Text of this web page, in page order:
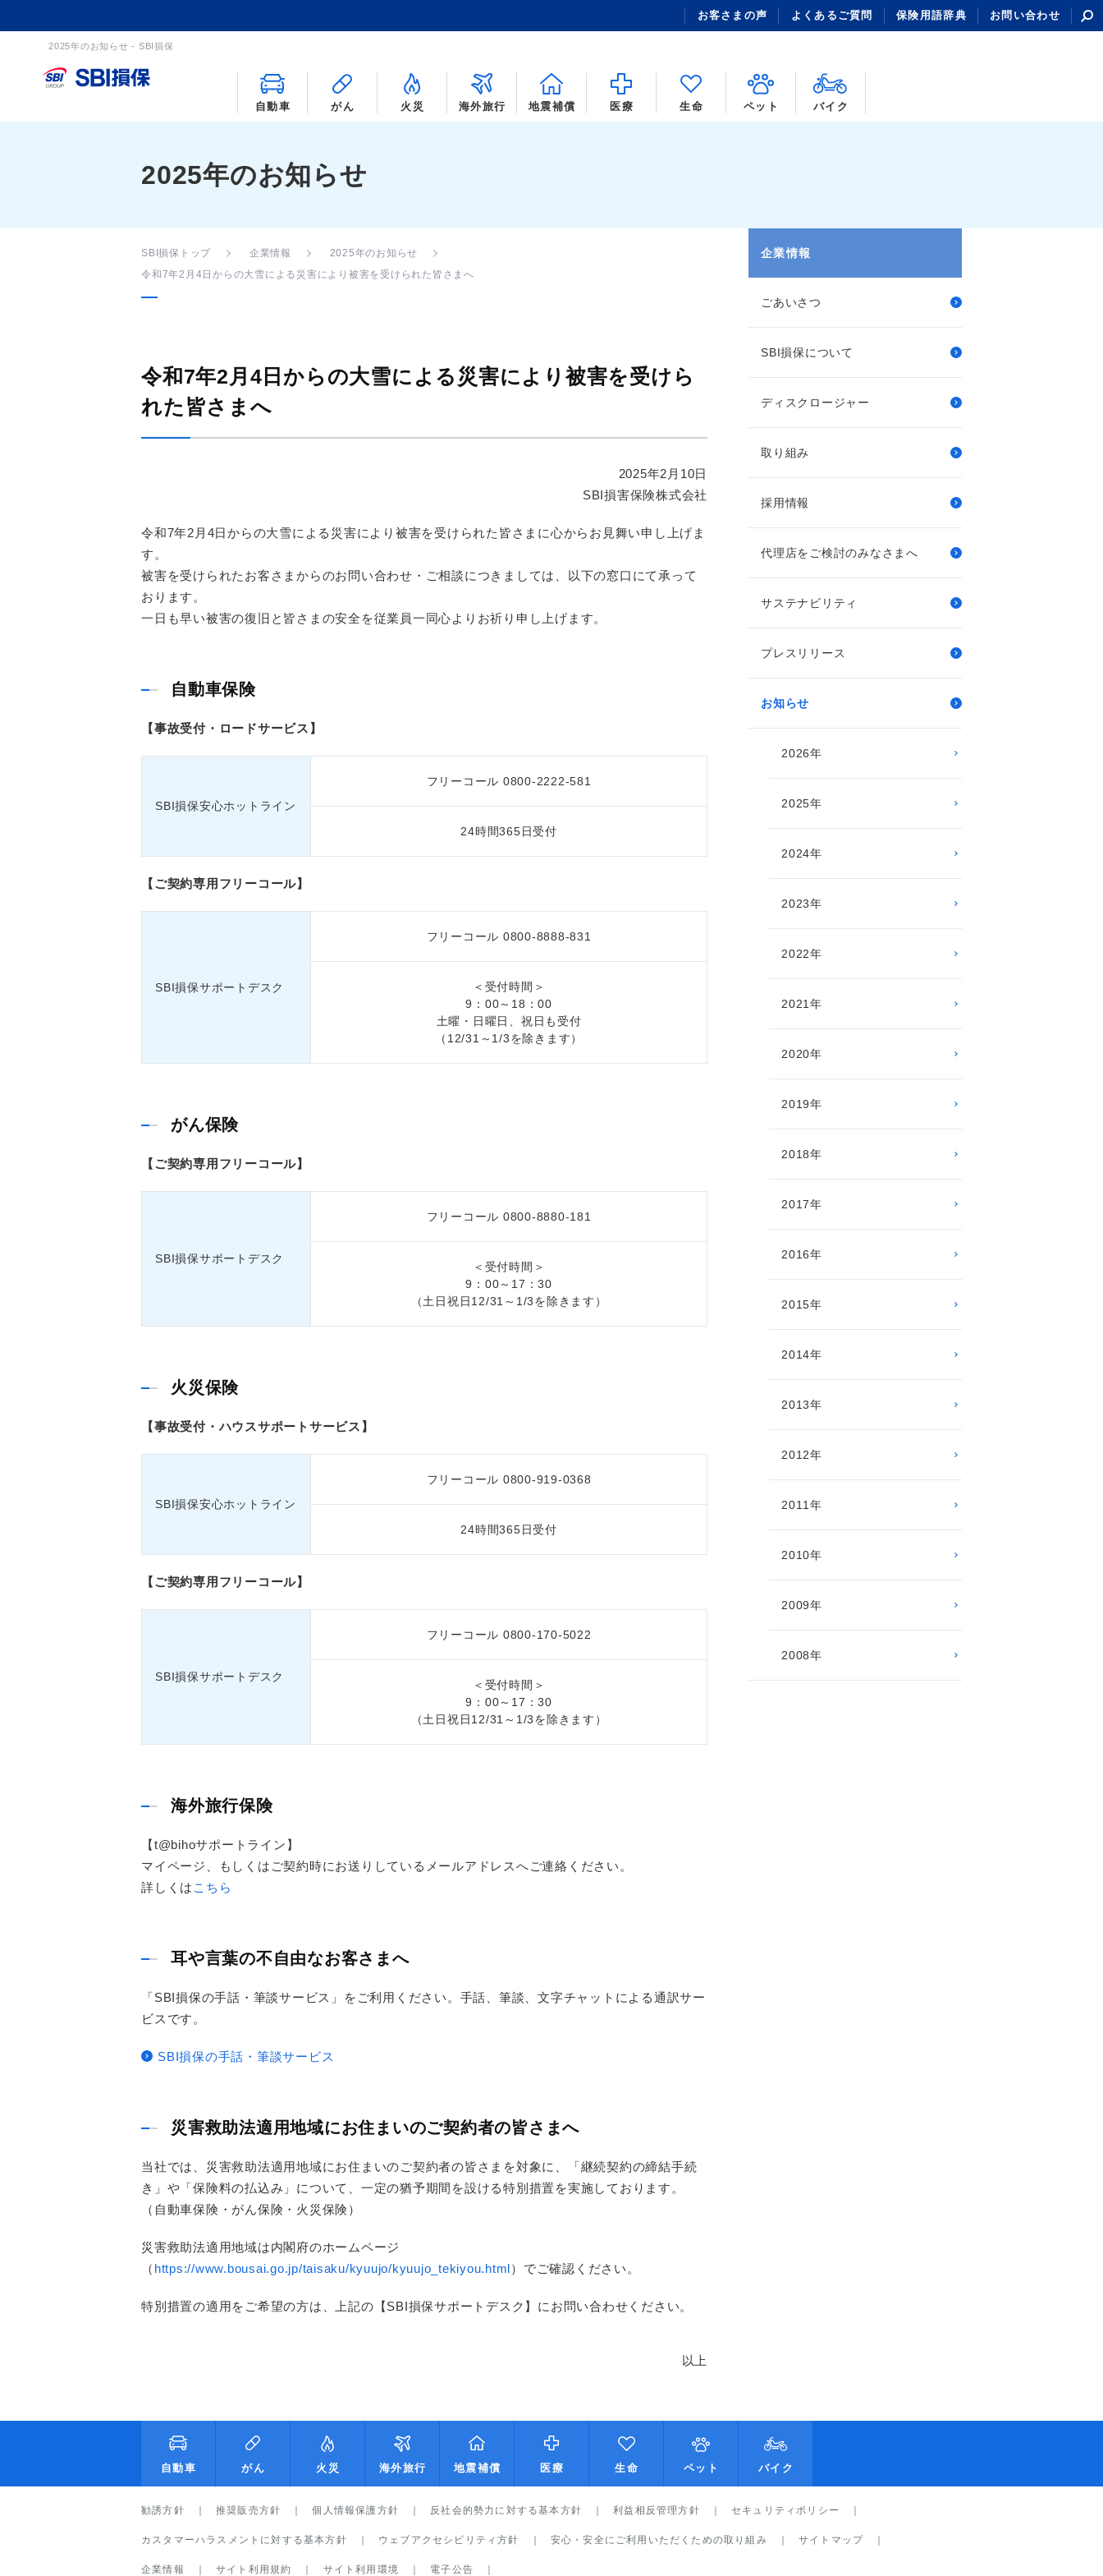
お客さまの声 よくあるご質問 保険用語辞典 お問い合わせ
2025年のお知らせ - SBI損保
自動車 がん 火災 海外旅行 地震補償 医療 生命 ペット バイク
2025年のお知らせ
SBI損保トップ 企業情報
2025年のお知らせ
令和7年2月4日からの大雪による災害により被害を受けられた皆さまへ
令和7年2月4日からの大雪による災害により被害を受けら
れた皆さまへ
2025年2月10日
SBI損害保険株式会社
令和7年2月4日からの大雪による災害により被害を受けられた皆さまに心からお見舞い申し上げま
す。
被害を受けられたお客さまからのお問い合わせ・ご相談につきましては、以下の窓口にて承って
おります。
一日も早い被害の復旧と皆さまの安全を従業員一同心よりお祈り申し上げます。
自動車保険
【事故受付・ロードサービス】
SBI損保安心ホットライン
フリーコール 0800-2222-581
24時間365日受付
【ご契約専用フリーコール】
SBI損保サポートデスク
フリーコール 0800-8888-831
＜受付時間＞
9：00～18：00
土曜・日曜日、祝日も受付
（12/31～1/3を除きます）
がん保険
【ご契約専用フリーコール】
SBI損保サポートデスク
フリーコール 0800-8880-181
＜受付時間＞
9：00～17：30
（土日祝日12/31～1/3を除きます）
火災保険
【事故受付・ハウスサポートサービス】
SBI損保安心ホットライン
フリーコール 0800-919-0368
24時間365日受付
【ご契約専用フリーコール】
SBI損保サポートデスク
フリーコール 0800-170-5022
＜受付時間＞
9：00～17：30
（土日祝日12/31～1/3を除きます）
海外旅行保険
【t@bihoサポートライン】
マイページ、もしくはご契約時にお送りしているメールアドレスへご連絡ください。
詳しくは こちら
耳や言葉の不自由なお客さまへ
「SBI損保の手話・筆談サービス」をご利用ください。手話、筆談、文字チャットによる通訳サー
ビスです。
SBI損保の手話・筆談サービス
災害救助法適用地域にお住まいのご契約者の皆さまへ
当社では、災害救助法適用地域にお住まいのご契約者の皆さまを対象に、「継続契約の締結手続
き」や「保険料の払込み」について、一定の猶予期間を設ける特別措置を実施しております。
（自動車保険・がん保険・火災保険）
災害救助法適用地域は内閣府のホームページ
（ https://www.bousai.go.jp/taisaku/kyuujo/kyuujo_tekiyou.html）でご確認ください。
特別措置の適用をご希望の方は、上記の【SBI損保サポートデスク】にお問い合わせください。
以上
企業情報
ごあいさつ
SBI損保について
ディスクロージャー
取り組み
採用情報
代理店をご検討のみなさまへ
サステナビリティ
プレスリリース
お知らせ
2026年
2025年
2024年
2023年
2022年
2021年
2020年
2019年
2018年
2017年
2016年
2015年
2014年
2013年
2012年
2011年
2010年
2009年
2008年
自動車 がん 火災 海外旅行 地震補償 医療 生命 ペット バイク
勧誘方針 推奨販売方針 個人情報保護方針 反社会的勢力に対する基本方針 利益相反管理方針 セキュリティポリシー
カスタマーハラスメントに対する基本方針 ウェブアクセシビリティ方針 安心・安全にご利用いただくための取り組み サイトマップ
企業情報 サイト利用規約 サイト利用環境 電子公告